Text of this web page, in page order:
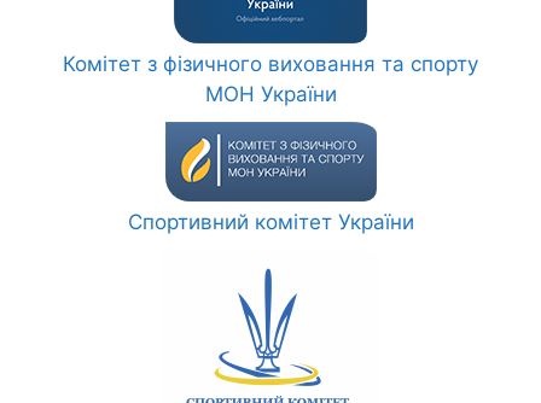
Комітет з фізичного виховання та спорту
МОН України
Спортивний комітет України